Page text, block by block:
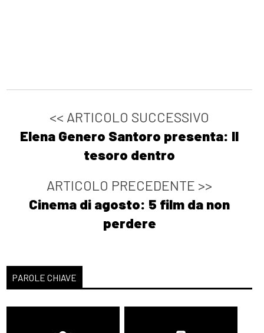
<< ARTICOLO SUCCESSIVO
Elena Genero Santoro presenta: Il
tesoro dentro
ARTICOLO PRECEDENTE >>
Cinema di agosto: 5 film da non
perdere
PAROLE CHIAVE